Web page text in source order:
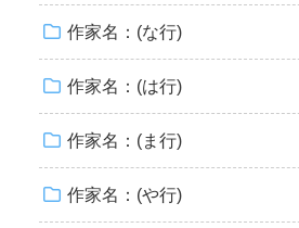
作家名：(な行)
作家名：(は行)
作家名：(ま行)
作家名：(や行)